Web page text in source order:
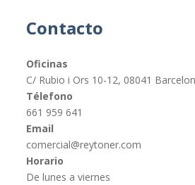
Contacto
Oficinas
C/ Rubio i Ors 10-12, 08041
Télefono
661 959 641
Email
comercial@reytoner.com
Horario
De lunes a viernes